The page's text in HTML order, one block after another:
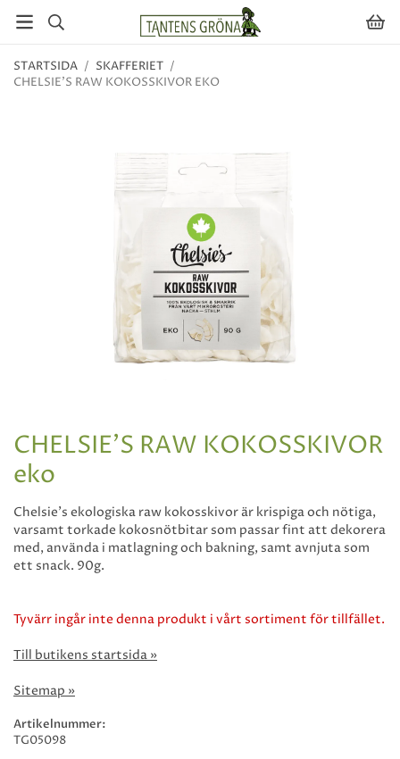
STARTSIDA / SKAFFERIET /
CHELSIE'S RAW KOKOSSKIVOR EKO
CHELSIE'S RAW KOKOSSKIVOR
eko
Chelsie’s ekologiska raw kokosskivor är krispiga och nötiga,
varsamt torkade kokosnötbitar som passar fint att dekorera
med, använda i matlagning och bakning, samt avnjuta som
ett snack. 90g.
Tyvärr ingår inte denna produkt i vårt sortiment för tillfället.
Till butikens startsida »
Sitemap »
Artikelnummer:
TG05098